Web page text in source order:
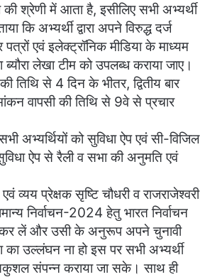
की श्रेणी में आता है, इसीलिए सभी अभ्यर्थी
कि अभ्यर्थी द्वारा अपने विरुद्ध दर्ज
एवं इलेक्ट्रॉनिक मीडिया के माध्यम
लेखा टीम को उपलब्ध कराया जाए।
तिथि से 4 दिन के भीतर, द्वितीय बार
वापसी की तिथि से 9वे से प्रचार
अभ्यर्थियों को सुविधा ऐप एवं सी-विजिल
ऐप से रैली व सभा की अनुमति एवं
व्यय प्रेक्षक सृष्टि चौधरी व राजराजेश्वरी
निर्वाचन-2024 हेतु भारत निर्वाचन
कर लें और उसी के अनुरूप अपने चुनावी
का उल्लंघन ना हो इस पर सभी अभ्यर्थी
संपन्न कराया जा सके। साथ ही